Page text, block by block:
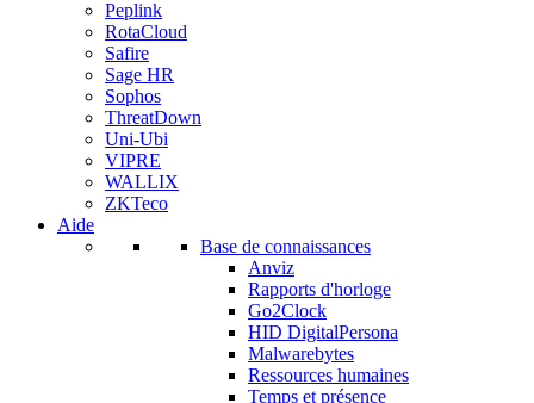
Peplink
RotaCloud
Safire
Sage HR
Sophos
ThreatDown
Uni-Ubi
VIPRE
WALLIX
ZKTeco
Aide
Base de connaissances
Anviz
Rapports d'horloge
Go2Clock
HID DigitalPersona
Malwarebytes
Ressources humaines
Temps et présence